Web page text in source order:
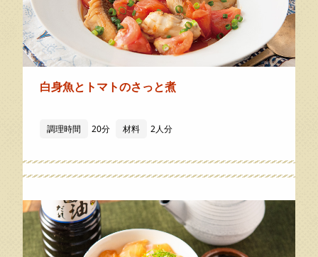
白身魚とトマトのさっと煮
調理時間 20分 材料 2人分